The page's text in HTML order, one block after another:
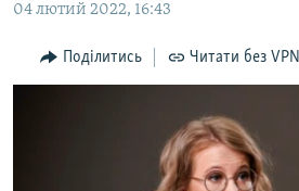
Перейти
пошукуІНТЕРВ'Ю
ЯК ОБІЙТИ БЛОКУВАННЯ
04 лютий 2022, 16:43
Поділитись Читати без VPN